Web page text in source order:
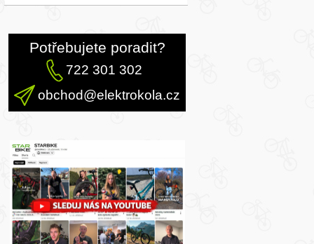
Potřebujete poradit?
722 301 302
obchod@elektrokola.cz